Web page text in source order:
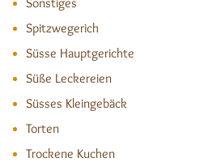
Spitzwegerich
Süsse Hauptgerichte
Süße Leckereien
Süsses Kleingebäck
Torten
Trockene Kuchen